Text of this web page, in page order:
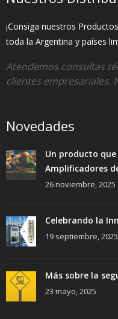
¡Consiga nuestros
toda la Argentina y países
Atendemos consultas
clientes empresariales.
Novedades
Un producto
Amplificadores
26 noviembre, 2025
Celebrando la
19 septiembre, 2025
Más sobre la
23 mayo, 2025